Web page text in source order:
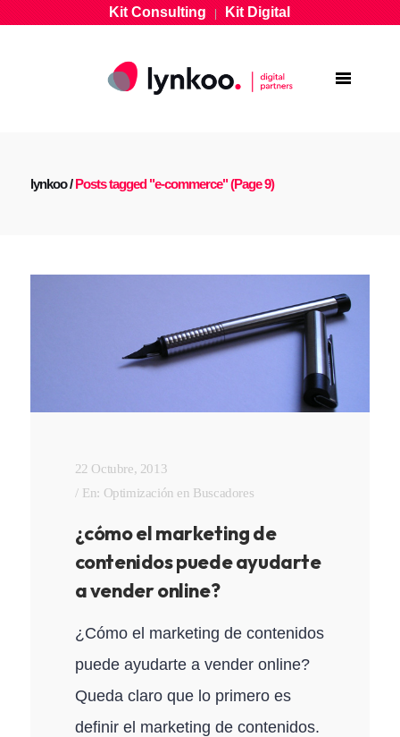
Kit Consulting|Kit Digital
lynkoo/Posts tagged "e-commerce"(Page 9)
22 Octubre, 2013
En: Optimización en Buscadores
¿cómo el marketing de
contenidos puede ayudarte
a vender online?
¿Cómo el marketing de contenidos
puede ayudarte a vender online?
Queda claro que lo primero es
definir el marketing de contenidos.